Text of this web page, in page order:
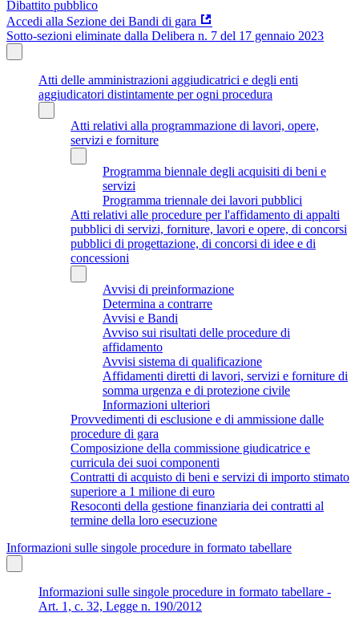
Dibattito pubblico
Accedi alla Sezione dei Bandi di gara
Sotto-sezioni eliminate dalla Delibera n. 7 del 17 gennaio 2023
Atti delle amministrazioni aggiudicatrici e degli enti
aggiudicatori distintamente per ogni procedura
Atti relativi alla programmazione di lavori, opere,
servizi e forniture
Programma biennale degli acquisiti di beni e
servizi
Programma triennale dei lavori pubblici
Atti relativi alle procedure per l'affidamento di appalti
pubblici di servizi, forniture, lavori e opere, di concorsi
pubblici di progettazione, di concorsi di idee e di
concessioni
Avvisi di preinformazione
Determina a contrarre
Avvisi e Bandi
Avviso sui risultati delle procedure di
affidamento
Avvisi sistema di qualificazione
Affidamenti diretti di lavori, servizi e forniture di
somma urgenza e di protezione civile
Informazioni ulteriori
Provvedimenti di esclusione e di ammissione dalle
procedure di gara
Composizione della commissione giudicatrice e
curricula dei suoi componenti
Contratti di acquisto di beni e servizi di importo stimato
superiore a 1 milione di euro
Resoconti della gestione finanziaria dei contratti al
termine della loro esecuzione
Informazioni sulle singole procedure in formato tabellare
Informazioni sulle singole procedure in formato tabellare -
Art. 1, c. 32, Legge n. 190/2012